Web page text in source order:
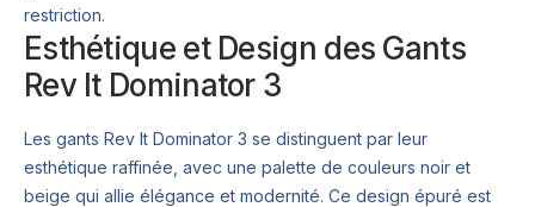
restriction.
Esthétique et Design des Gants
Rev It Dominator 3
Les gants Rev It Dominator 3 se distinguent par leur
esthétique raffinée, avec une palette de couleurs noir et
beige qui allie élégance et modernité. Ce design épuré est